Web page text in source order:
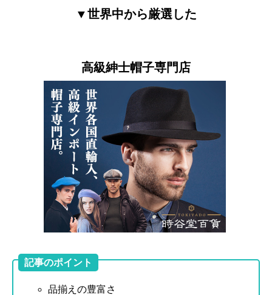
▼世界中から厳選した
高級紳士帽子専門店
記事のポイント
品揃えの豊富さ